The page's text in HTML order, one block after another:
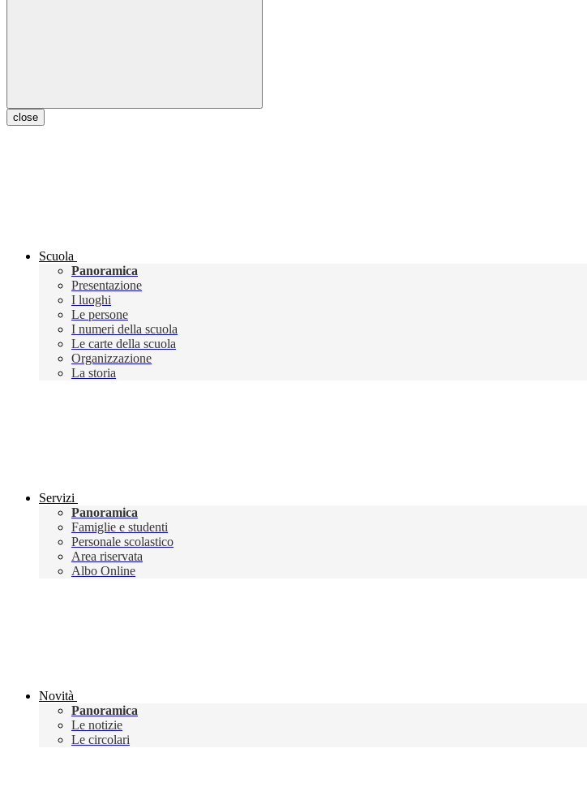
close
Scuola
Panoramica
Presentazione
I luoghi
Le persone
I numeri della scuola
Le carte della scuola
Organizzazione
La storia
Servizi
Panoramica
Famiglie e studenti
Personale scolastico
Area riservata
Albo Online
Novità
Panoramica
Le notizie
Le circolari